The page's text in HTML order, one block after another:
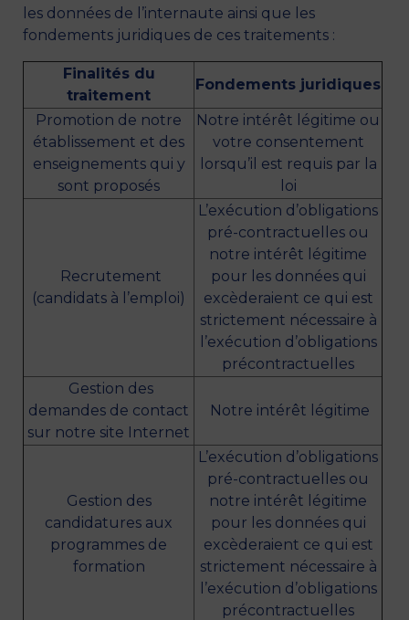
les données de l’internaute ainsi que les
fondements juridiques de ces traitements :
Finalités du
traitement
Fondements juridiques
Promotion de notre
établissement et des
enseignements qui y
sont proposés
Notre intérêt légitime ou
votre consentement
lorsqu’il est requis par la
loi
Recrutement
(candidats à l’emploi)
L’exécution d’obligations
pré-contractuelles ou
notre intérêt légitime
pour les données qui
excèderaient ce qui est
strictement nécessaire à
l’exécution d’obligations
précontractuelles
Gestion des
demandes de contact
sur notre site Internet
Notre intérêt légitime
Gestion des
candidatures aux
programmes de
formation
L’exécution d’obligations
pré-contractuelles ou
notre intérêt légitime
pour les données qui
excèderaient ce qui est
strictement nécessaire à
l’exécution d’obligations
précontractuelles